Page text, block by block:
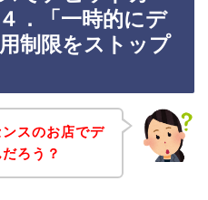
．「一時的にデ
制限をストップ
スのお店でデ
ろう？